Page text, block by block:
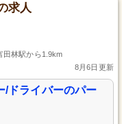
求人
田林駅から1.9km
8月6日更新
/ドライバーのパー